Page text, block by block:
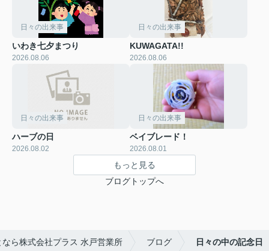
日々の出来事
いわき七夕まつり
2026.08.06
日々の出来事
KUWAGATA!!
2026.08.06
日々の出来事
ハーブの日
2026.08.02
日々の出来事
ベイブレード！
2026.08.01
もっと見る
ブログトップへ
ら株式会社プラス 水戸営業所 ブログ 日々の中の記念日